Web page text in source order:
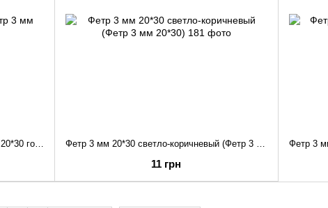
Фетр 3 мм 20*30 голубой (Фетр 3 мм 20*30 голубой)
11 грн